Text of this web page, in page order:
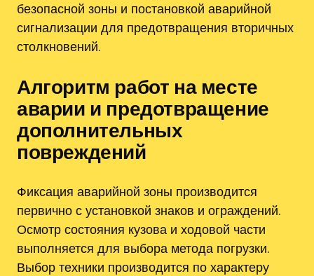
безопасной зоны и постановкой аварийной
сигнализации для предотвращения вторичных
столкновений.
Алгоритм работ на месте
аварии и предотвращение
дополнительных
повреждений
Фиксация аварийной зоны производится
первично с установкой знаков и ограждений.
Осмотр состояния кузова и ходовой части
выполняется для выбора метода погрузки.
Выбор техники производится по характеру